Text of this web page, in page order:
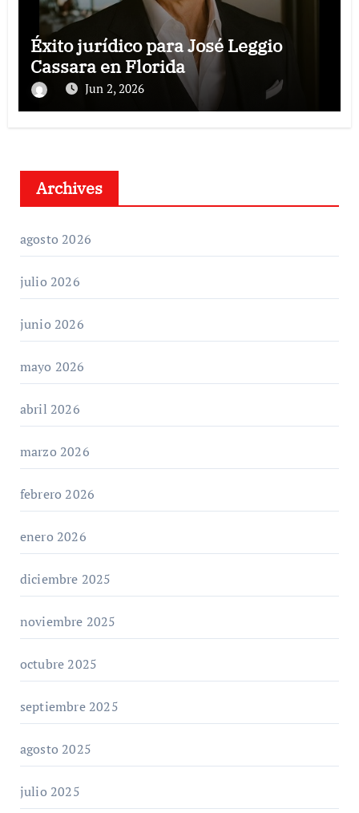
Éxito jurídico para José Leggio
Cassara en Florida
Jun 2, 2026
Archives
agosto 2026
julio 2026
junio 2026
mayo 2026
abril 2026
marzo 2026
febrero 2026
enero 2026
diciembre 2025
noviembre 2025
octubre 2025
septiembre 2025
agosto 2025
julio 2025